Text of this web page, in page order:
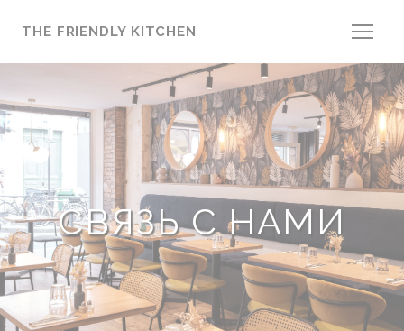
THE FRIENDLY KITCHEN
СВЯЗЬ С НАМИ